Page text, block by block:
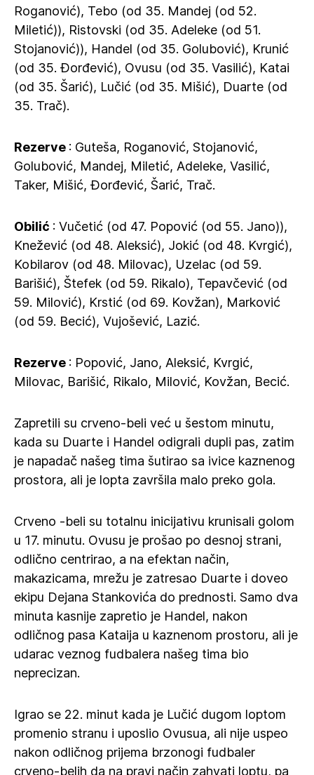
Roganović), Tebo (od 35. Mandej (od 52.
Miletić)), Ristovski (od 35. Adeleke (od 51.
Stojanović)), Handel (od 35. Golubović), Krunić
(od 35. Đorđević), Ovusu (od 35. Vasilić), Katai
(od 35. Šarić), Lučić (od 35. Mišić), Duarte (od
35. Trač).
Rezerve : Guteša, Roganović, Stojanović,
Golubović, Mandej, Miletić, Adeleke, Vasilić,
Taker, Mišić, Đorđević, Šarić, Trač.
Obilić : Vučetić (od 47. Popović (od 55. Jano)),
Knežević (od 48. Aleksić), Jokić (od 48. Kvrgić),
Kobilarov (od 48. Milovac), Uzelac (od 59.
Barišić), Štefek (od 59. Rikalo), Tepavčević (od
59. Milović), Krstić (od 69. Kovžan), Marković
(od 59. Becić), Vujošević, Lazić.
Rezerve : Popović, Jano, Aleksić, Kvrgić,
Milovac, Barišić, Rikalo, Milović, Kovžan, Becić.
Zapretili su crveno-beli već u šestom minutu,
kada su Duarte i Handel odigrali dupli pas, zatim
je napadač našeg tima šutirao sa ivice kaznenog
prostora, ali je lopta završila malo preko gola.
Crveno -beli su totalnu inicijativu krunisali golom
u 17. minutu. Ovusu je prošao po desnoj strani,
odlično centrirao, a na efektan način,
makazicama, mrežu je zatresao Duarte i doveo
ekipu Dejana Stankovića do prednosti. Samo dva
minuta kasnije zapretio je Handel, nakon
odličnog pasa Kataija u kaznenom prostoru, ali je
udarac veznog fudbalera našeg tima bio
neprecizan.
Igrao se 22. minut kada je Lučić dugom loptom
promenio stranu i uposlio Ovusua, ali nije uspeo
nakon odličnog prijema brzonogi fudbaler
crveno-belih da na pravi način zahvati loptu, pa